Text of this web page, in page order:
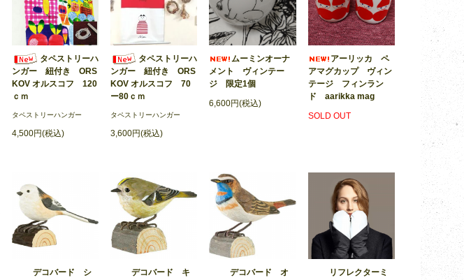
タペストリーハ
ンガー 紐付き ORS
KOV オルスコフ 120
ｃｍ
タペストリーハンガー
4,500円(税込)
タペストリーハ
ンガー 紐付き ORS
KOV オルスコフ 70
ー80ｃｍ
タペストリーハンガー
3,600円(税込)
ムーミンオーナ
メント ヴィンテー
ジ 限定1個
6,600円(税込)
アーリッカ ペ
アマグカップ ヴィン
テージ フィンラン
ド aarikka mag
SOLD OUT
デコバード シ
デコバード キ
デコバード オ
リフレクターミ